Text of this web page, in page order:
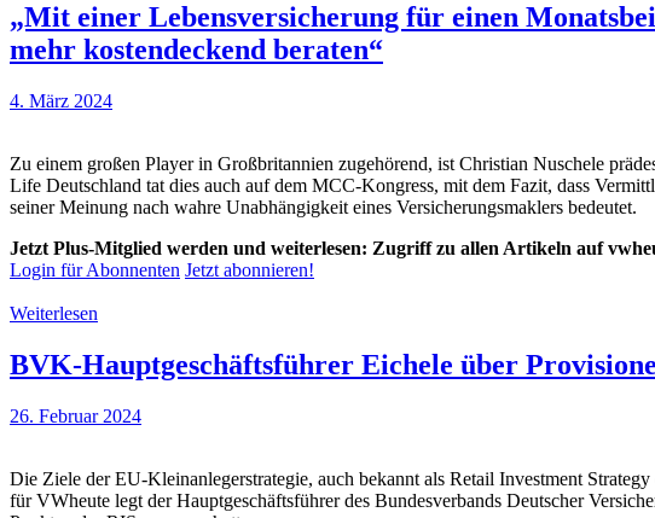
„Mit einer Lebensversicherung für einen
mehr kostendeckend beraten“
4. März 2024
Zu einem großen Player in Großbritannien zugehörend, ist Christian Nuschele
Life Deutschland tat dies auch auf dem MCC-Kongress, mit dem Fazit, dass
seiner Meinung nach wahre Unabhängigkeit eines Versicherungsmaklers bedeutet.
Jetzt Plus-Mitglied werden und weiterlesen: Zugriff zu allen Artikeln auf
Login für Abonnenten Jetzt abonnieren!
Weiterlesen
BVK-Hauptgeschäftsführer Eichele über
26. Februar 2024
Die Ziele der EU-Kleinanlegerstrategie, auch bekannt als Retail Investment
für VWheute legt der Hauptgeschäftsführer des Bundesverbands Deutscher